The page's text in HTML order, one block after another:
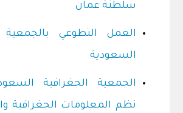
سلطنة عمان
العمل التطوعي بالجمعية
السعودية
الجمعية الجغرافية
نظم المعلومات الجغرافية